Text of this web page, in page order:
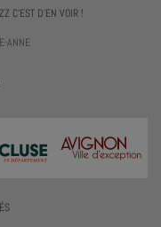
C'EST D'EN VOIR !
ANNE